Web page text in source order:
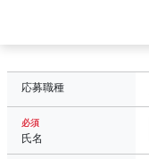
応募職種
必須
氏名